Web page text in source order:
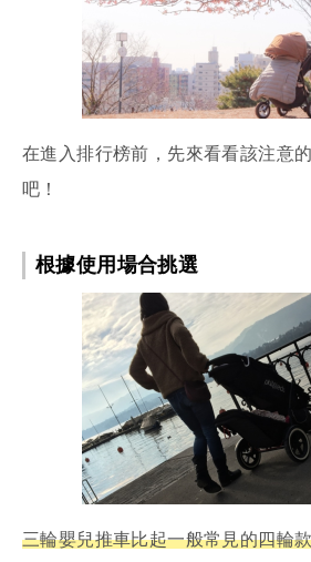
在進入排行榜前，先來看看該注意
吧！
根據使用場合挑選
三輪嬰兒推車比起一般常見的四輪